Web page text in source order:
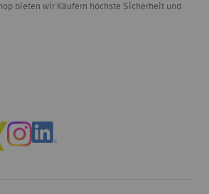
bieten wir Käufern höchste Sicherheit und